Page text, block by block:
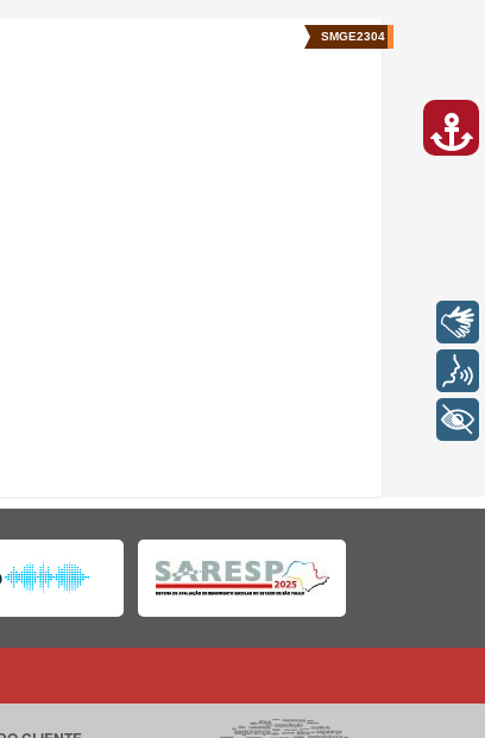
SMGE2304